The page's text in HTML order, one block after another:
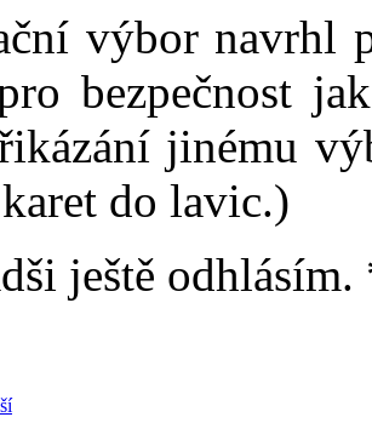
výbor navrhl
bezpečnost
jinému
do lavic.)
ještě